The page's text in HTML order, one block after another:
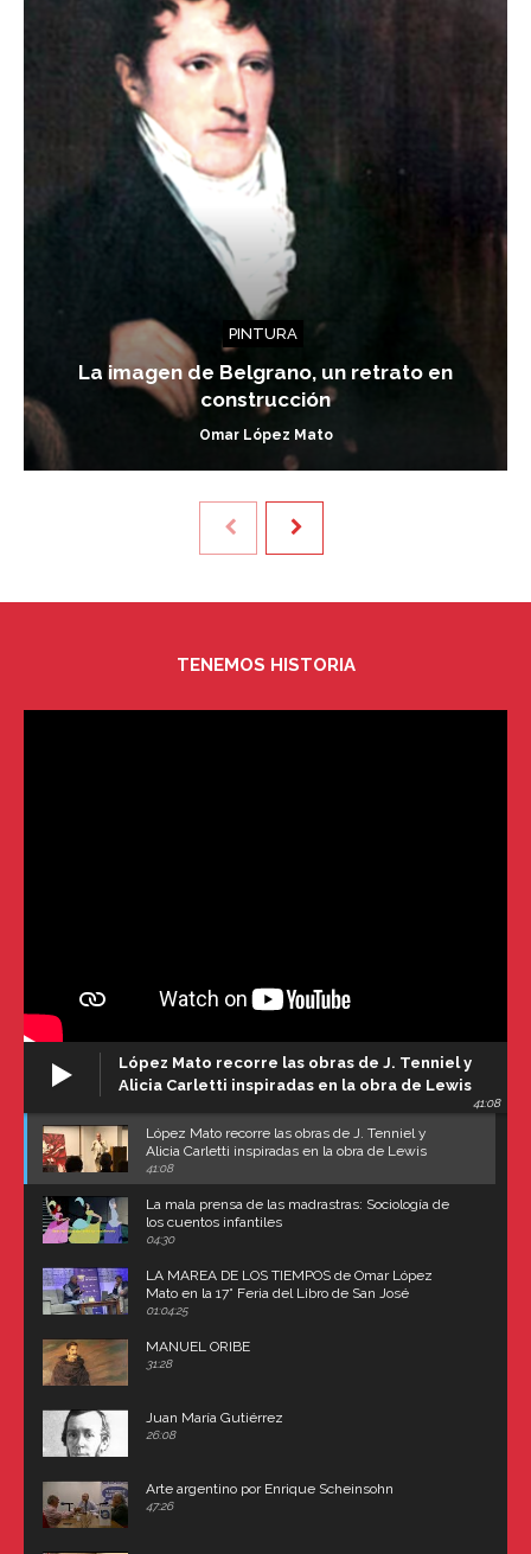
PINTURA
La imagen de Belgrano, un retrato en
construcción
Omar López Mato
TENEMOS HISTORIA
López Mato recorre las obras de J. Tenniel y
Alicia Carletti inspiradas en la obra de Lewis
41:08
López Mato recorre las obras de J. Tenniel y
Alicia Carletti inspiradas en la obra de Lewis
Carroll
41:08
La mala prensa de las madrastras: Sociología de
los cuentos infantiles
04:30
LA MAREA DE LOS TIEMPOS de Omar López
Mato en la 17° Feria del Libro de San José
(Uruguay)
01:04:25
MANUEL ORIBE
31:28
Juan María Gutiérrez
26:08
Arte argentino por Enrique Scheinsohn
47:26